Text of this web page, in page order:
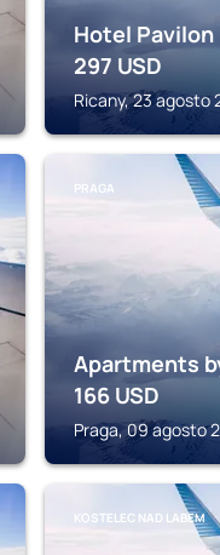
Hotel Pavilon
297 USD
Ricany, 23 agosto
PRAGA
Apartments
166 USD
Praga, 09 agosto
KOSTELEC NAD LABEM